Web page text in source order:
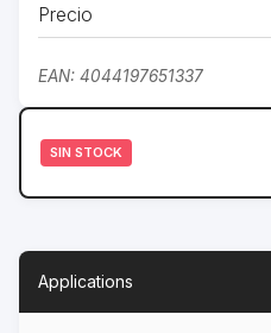
Precio
EAN: 4044197651337
SIN STOCK
Applications